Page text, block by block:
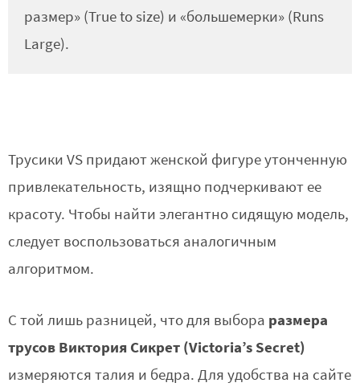
размер» (True to size) и «большемерки» (Runs
Large).
Трусики VS придают женской фигуре утонченную
привлекательность, изящно подчеркивают ее
красоту. Чтобы найти элегантно сидящую модель,
следует воспользоваться аналогичным
алгоритмом.
С той лишь разницей, что для выбора размера
трусов Виктория Сикрет (Victoria’s Secret)
измеряются талия и бедра. Для удобства на сайте